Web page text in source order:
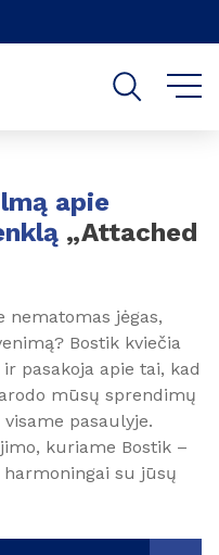
apie
„Attached
nematomas jėgas,
Bostik kviečia
pasakoja apie tai, kad
mūsų sprendimų
pasaulyje.
kuriame Bostik –
su jūsų